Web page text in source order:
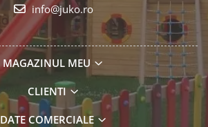
info@juko.ro
MAGAZINUL MEU
CLIENTI
DATE COMERCIALE